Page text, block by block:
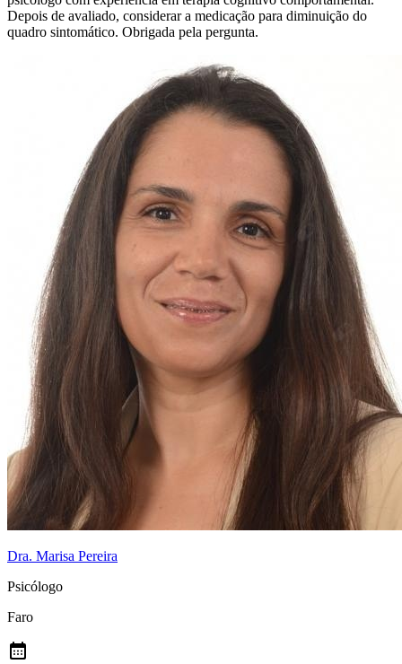
Depois de avaliado, considerar a medicação para diminuição do
quadro sintomático. Obrigada pela pergunta.
Dra. Marisa Pereira
Psicólogo
Faro